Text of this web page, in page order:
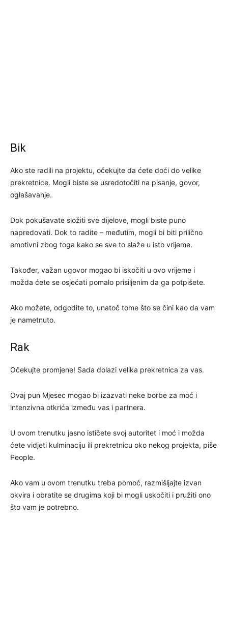
Bik
Ako ste radili na projektu, očekujte da ćete doći do velike
prekretnice. Mogli biste se usredotočiti na pisanje, govor,
oglašavanje.
Dok pokušavate složiti sve dijelove, mogli biste puno
napredovati. Dok to radite – međutim, mogli bi biti prilično
emotivni zbog toga kako se sve to slaže u isto vrijeme.
Također, važan ugovor mogao bi iskočiti u ovo vrijeme i
možda ćete se osjećati pomalo prisiljenim da ga potpišete.
Ako možete, odgodite to, unatoč tome što se čini kao da vam
je nametnuto.
Rak
Očekujte promjene! Sada dolazi velika prekretnica za vas.
Ovaj pun Mjesec mogao bi izazvati neke borbe za moć i
intenzivna otkrića između vas i partnera.
U ovom trenutku jasno ističete svoj autoritet i moć i možda
ćete vidjeti kulminaciju ili prekretnicu oko nekog projekta, piše
People.
Ako vam u ovom trenutku treba pomoć, razmišljajte izvan
okvira i obratite se drugima koji bi mogli uskočiti i pružiti ono
što vam je potrebno.